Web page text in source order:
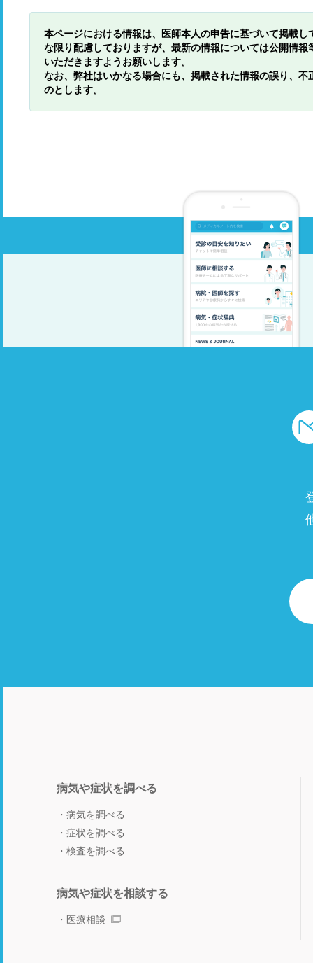
本ページにおける情報は、医師本人の申告に基づいて掲載
な限り配慮しておりますが、最新の情報については公開情
いただきますようお願いします。
なお、弊社はいかなる場合にも、掲載された情報の誤り、
のとします。
病気や症状を調べる
病気を調べる
症状を調べる
検査を調べる
病気や症状を相談する
医療相談